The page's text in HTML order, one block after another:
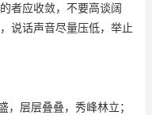
者应收敛，不要高谈阔
说话声音尽量压低，举止
，层层叠叠，秀峰林立；